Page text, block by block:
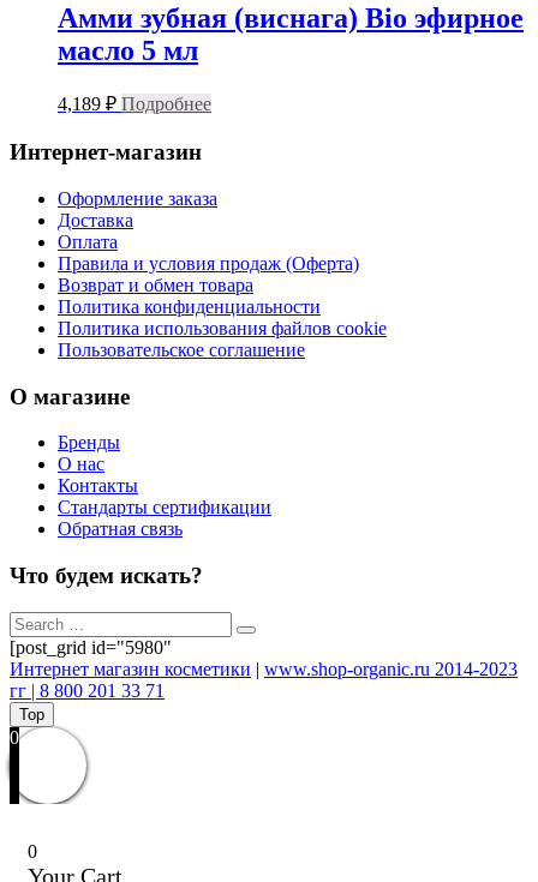
Амми зубная (виснага) Bio эфирное
масло 5 мл
4,189 ₽ Подробнее
Интернет-магазин
Оформление заказа
Доставка
Оплата
Правила и условия продаж (Оферта)
Возврат и обмен товара
Политика конфиденциальности
Политика использования файлов cookie
Пользовательское соглашение
О магазине
Бренды
О нас
Контакты
Стандарты сертификации
Обратная связь
Что будем искать?
[post_grid id="5980"
Интернет магазин косметики | www.shop-organic.ru 2014-2023
гг | 8 800 201 33 71
Top
0
0
Your Cart